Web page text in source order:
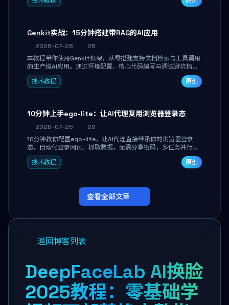
能。
Genkit实战：15分钟搭建带RAG的AI应用
2026-07-26
26
本教程带你使用Genkit框架，从零搭建支持文档检索与工具调用
的生产级AI应用。通过环境配置、核心代码编写与调试避坑指
南，学完即可掌握多模型切换、RAG管道构建及函数调用注册，
独立开发高效AI智能体。
技术教程 原创
10分钟上手ego-lite：让AI代理复用浏览器登录态
2026-07-25
29
10分钟教你配置ego-lite，让AI代理直接继承你的浏览器登录
态，自动化登录网页、抓取数据，无需分享密码，多任务并行不
干扰日常使用。
技术教程
原创
查看全部文章
返回博客列表
DeepFaceLab AI换脸
2025教程：零基础学